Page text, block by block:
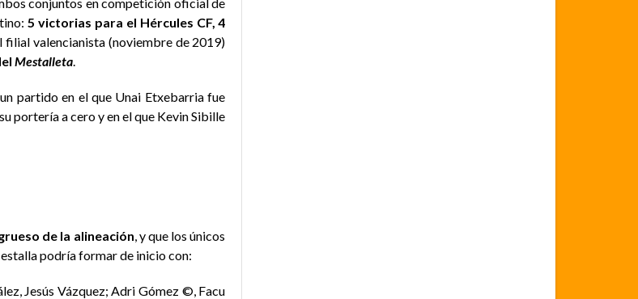
5 victorias para el Hércules CF, 4
filial valencianista (noviembre de 2019)
Mestalleta.
partido en el que Unai Etxebarria fue
portería a cero y en el que Kevin Sibille
de la alineación, y que los únicos
podría formar de inicio con:
Jesús Vázquez; Adri Gómez ©, Facu